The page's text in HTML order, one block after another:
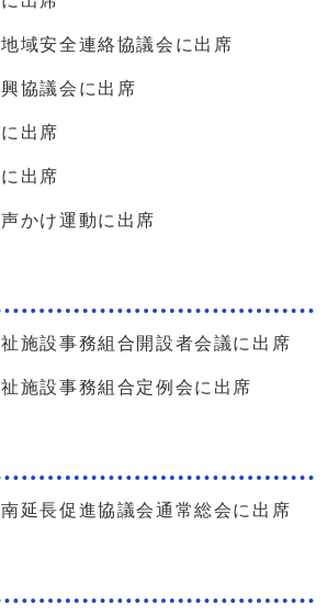
域安全連絡協議会に出席
協議会に出席
出席
出席
かけ運動に出席
施設事務組合開設者会議に出席
施設事務組合定例会に出席
延長促進協議会通常総会に出席